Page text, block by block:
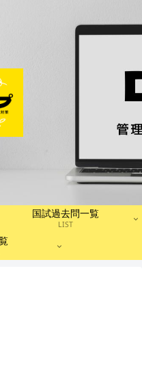
国試過去問一覧
LIST